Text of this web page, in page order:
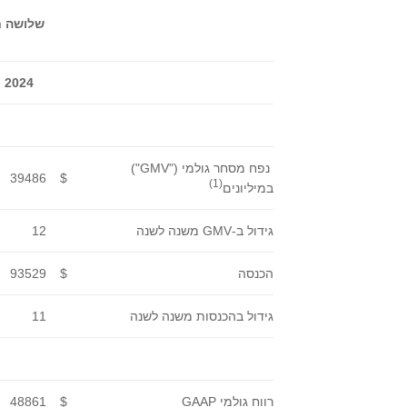
2024
נפח מסחר גולמי ("GMV")
במיליונים(1)
$
39486
גידול ב-GMV משנה לשנה 12
הכנסה $
93529
גידול בהכנסות משנה לשנה 11
רווח גולמי GAAP $
48861